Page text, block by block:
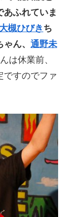
あふれていま
大槻ひびき ち
ゃん、 通野未
は休業前、
ですのでファ